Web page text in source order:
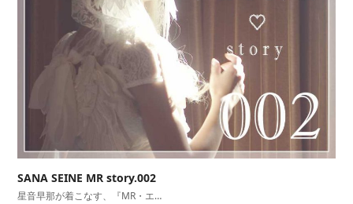
SANA SEINE MR story.002
星音早那が着こなす、『MR・エ…